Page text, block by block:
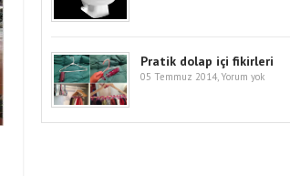
Pratik dolap içi fikirleri
05 Temmuz 2014, Yorum yok